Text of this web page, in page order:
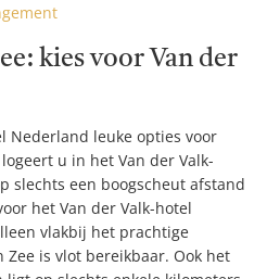
kies voor Van der
Nederland leuke opties voor
u in het Van der Valk-
slechts een boogscheut afstand
het Van der Valk-hotel
vlakbij het prachtige
Zee is vlot bereikbaar. Ook het